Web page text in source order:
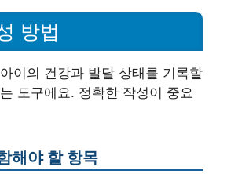
방법
이의 건강과 발달 상태를 기록할
도구에요. 정확한 작성이 중요
해야 할 항목